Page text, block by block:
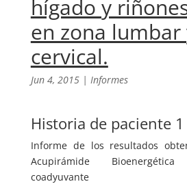
hígado y
en zona lumbar
cervical.
Jun 4, 2015| Informes
Historia de paciente 1
Informe de los resultados
Acupirámide
coadyuvante